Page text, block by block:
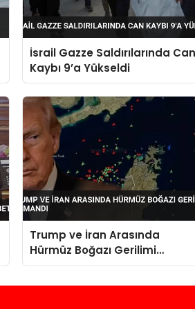
İsrail Gazze Saldırılarında
Kaybı 9’a Yükseldi
Trump ve İran Arasında
Hürmüz Boğazı Gerilimi
Tırmandı